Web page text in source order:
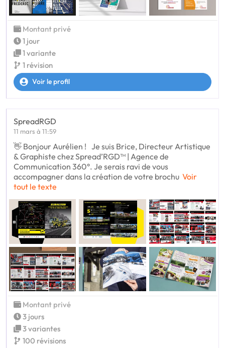
Montant privé
1 jour
1 variante
1 révision
Voir le profil
SpreadRGD
11 mars à 11:59
👋 Bonjour Aurélien ! Je suis Brice, Directeur Artistique
& Graphiste chez Spread’RGD™ | Agence de
Communication 360°. Je serais ravi de vous
accompagner dans la création de votre brochu Voir
tout le texte
Montant privé
3 jours
3 variantes
100 révisions